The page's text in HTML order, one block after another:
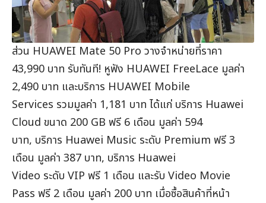
ส่วน HUAWEI Mate 50 Pro วางจำหน่ายที่ราคา
43,990 บาท รับทันที! หูฟัง HUAWEI FreeLace มูลค่า
2,490 บาท และบริการ HUAWEI Mobile
Services รวมมูลค่า 1,181 บาท ได้แก่ บริการ Huawei
Cloud ขนาด 200 GB ฟรี 6 เดือน มูลค่า 594
บาท, บริการ Huawei Music ระดับ Premium ฟรี 3
เดือน มูลค่า 387 บาท, บริการ Huawei
Video ระดับ VIP ฟรี 1 เดือน และรับ Video Movie
Pass ฟรี 2 เดือน มูลค่า 200 บาท เมื่อซื้อสินค้าที่หน้า